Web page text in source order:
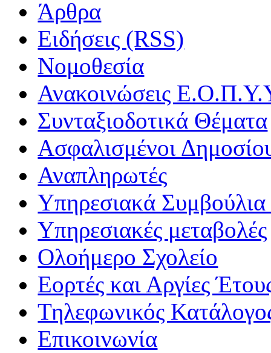
Άρθρα
Ειδήσεις (RSS)
Νομοθεσία
Ανακοινώσεις
Συνταξιοδοτικά Θέματα
Ασφαλισμένοι
Αναπληρωτές
Υπηρεσιακά
Υπηρεσιακές μεταβολές
Ολοήμερο Σχολείο
Εορτές και Αργίες
Τηλεφωνικός
Επικοινωνία